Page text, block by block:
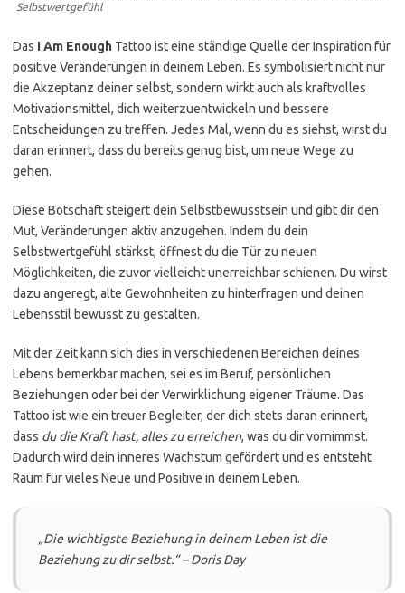
Selbstwertgefühl
Das I Am Enough Tattoo ist eine ständige Quelle der Inspiration für
positive Veränderungen in deinem Leben. Es symbolisiert nicht nur
die Akzeptanz deiner selbst, sondern wirkt auch als kraftvolles
Motivationsmittel, dich weiterzuentwickeln und bessere
Entscheidungen zu treffen. Jedes Mal, wenn du es siehst, wirst du
daran erinnert, dass du bereits genug bist, um neue Wege zu
gehen.
Diese Botschaft steigert dein Selbstbewusstsein und gibt dir den
Mut, Veränderungen aktiv anzugehen. Indem du dein
Selbstwertgefühl stärkst, öffnest du die Tür zu neuen
Möglichkeiten, die zuvor vielleicht unerreichbar schienen. Du wirst
dazu angeregt, alte Gewohnheiten zu hinterfragen und deinen
Lebensstil bewusst zu gestalten.
Mit der Zeit kann sich dies in verschiedenen Bereichen deines
Lebens bemerkbar machen, sei es im Beruf, persönlichen
Beziehungen oder bei der Verwirklichung eigener Träume. Das
Tattoo ist wie ein treuer Begleiter, der dich stets daran erinnert,
dass du die Kraft hast, alles zu erreichen, was du dir vornimmst.
Dadurch wird dein inneres Wachstum gefördert und es entsteht
Raum für vieles Neue und Positive in deinem Leben.
„Die wichtigste Beziehung in deinem Leben ist die
Beziehung zu dir selbst.“ – Doris Day